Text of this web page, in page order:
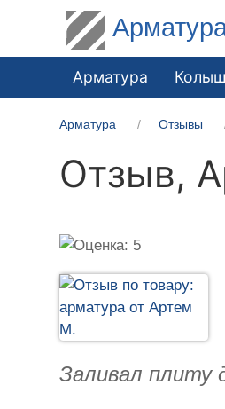
Арматура
Арматура Отзывы
Отзыв,
Заливал плиту